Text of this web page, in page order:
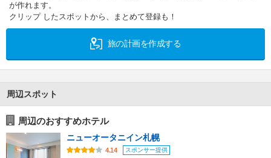
が作れます。
クリップ したスポットから、まとめて登録も！
旅の計画を作成する
周辺スポット
周辺のおすすめホテル
ニューオータニイン札幌
4.14 スポンサー提供